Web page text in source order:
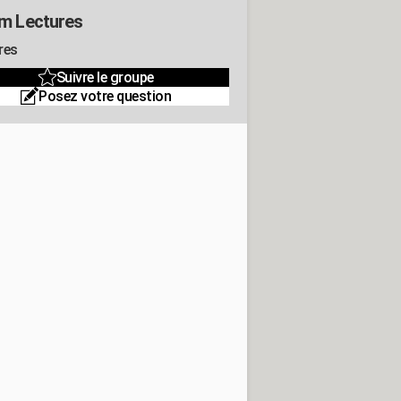
Lectures
Suivre le groupe
Posez votre question